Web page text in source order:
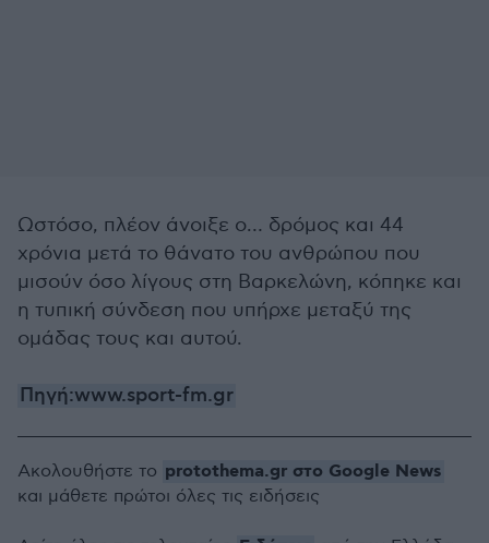
Ωστόσο, πλέον άνοιξε ο… δρόμος και 44
χρόνια μετά το θάνατο του ανθρώπου που
μισούν όσο λίγους στη Βαρκελώνη, κόπηκε και
η τυπική σύνδεση που υπήρχε μεταξύ της
ομάδας τους και αυτού.
Πηγή:www.sport-fm.gr
Ακολουθήστε το protothema.gr στο Google News
και μάθετε πρώτοι όλες τις ειδήσεις